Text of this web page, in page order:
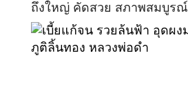
ถึงใหญ่ คัดสวย สภาพสมบูรณ์